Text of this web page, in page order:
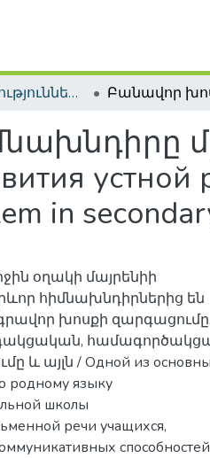
Ատենախոսություններ և սեղմագրեր / Theses & Abstracts
устной
in
օղակի մայրենիի
հիմնախնդիրներից են
խոսքի զարգացումը,
և այլն / Одной из
родному языку
школы
речи учащихся,